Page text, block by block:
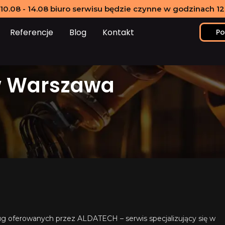
- 14.08 biuro serwisu będzie czynne w godzinach
Referencje Blog Kontakt
oferowanych przez ALDATECH – serwis specjalizujący się w